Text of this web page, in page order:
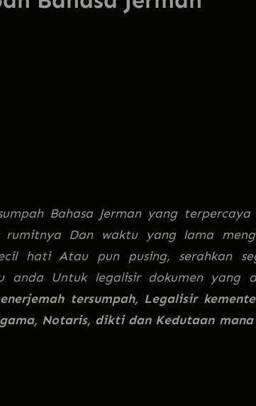
Bahasa Jerman yang terpercaya
rumitnya Dan waktu yang lama
hati Atau pun pusing, serahkan
anda Untuk legalisir dokumen yang
tersumpah, Legalisir
Notaris, dikti dan Kedutaan mana